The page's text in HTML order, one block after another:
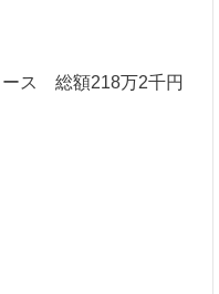
ース 総額218万2千円